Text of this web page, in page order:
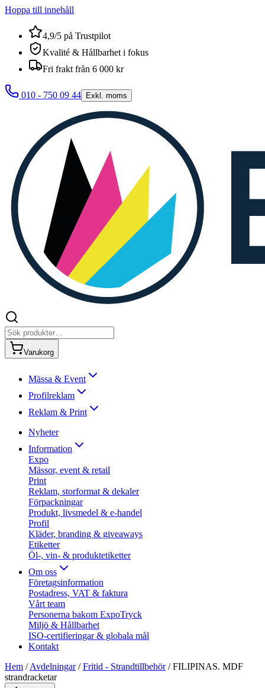
Hoppa till innehåll
4,9/5 på Trustpilot
Kvalité & Hållbarhet i fokus
Fri frakt från 6 000 kr
010 - 750 09 44 Exkl. moms
Varukorg
Mässa & Event
Profilreklam
Reklam & Print
Nyheter
Information
Expo
Mässor, event & retail
Print
Reklam, storformat & dekaler
Förpackningar
Produkt, livsmedel & e-handel
Profil
Kläder, branding & giveaways
Etiketter
Öl-, vin- & produktetiketter
Om oss
Företagsinformation
Postadress, VAT & faktura
Vårt team
Personerna bakom ExpoTryck
Miljö & Hållbarhet
ISO-certifieringar & globala mål
Kontakt
Hem /Avdelningar/Fritid - Strandtillbehör/FILIPINAS. MDF
strandracketar